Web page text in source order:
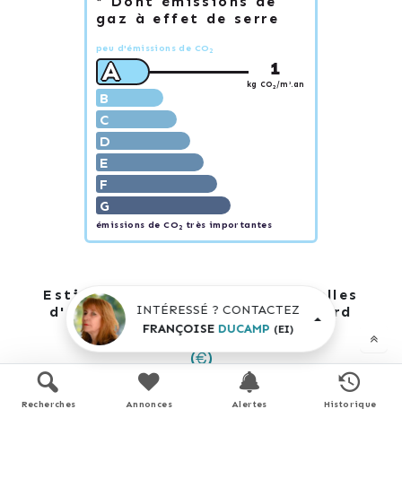
gaz à effet de serre
peu d'émissions de CO 2
A 1
kg CO2/m².an
B
C
D
E
F
G
émissions de CO2 très importantes
Estimation des dépenses annuelles
d'énergie pour un usage standard
INTÉRESSÉ ? CONTACTEZ
FRANÇOISE DUCAMP (EI)
Recherches Annonces Alertes Historique